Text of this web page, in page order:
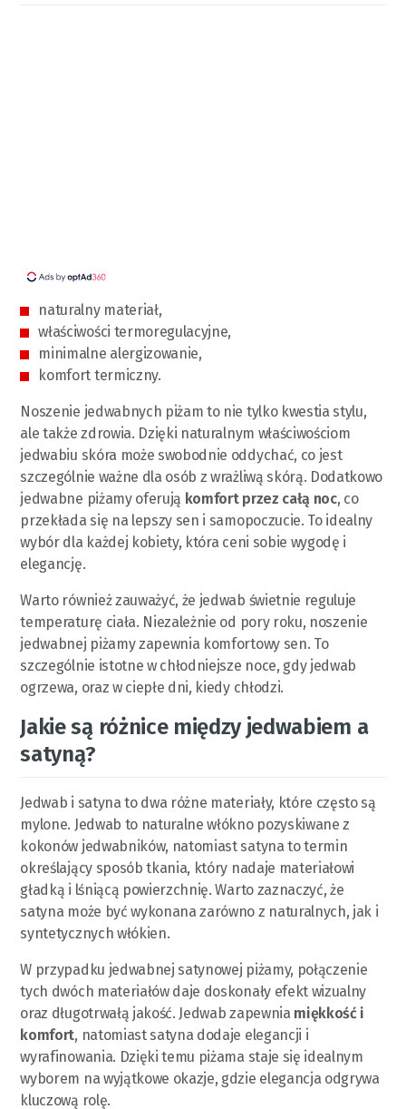
naturalny materiał,
właściwości termoregulacyjne,
minimalne alergizowanie,
komfort termiczny.
Noszenie jedwabnych piżam to nie tylko kwestia stylu,
ale także zdrowia. Dzięki naturalnym właściwościom
jedwabiu skóra może swobodnie oddychać, co jest
szczególnie ważne dla osób z wrażliwą skórą. Dodatkowo
jedwabne piżamy oferują komfort przez całą noc, co
przekłada się na lepszy sen i samopoczucie. To idealny
wybór dla każdej kobiety, która ceni sobie wygodę i
elegancję.
Warto również zauważyć, że jedwab świetnie reguluje
temperaturę ciała. Niezależnie od pory roku, noszenie
jedwabnej piżamy zapewnia komfortowy sen. To
szczególnie istotne w chłodniejsze noce, gdy jedwab
ogrzewa, oraz w ciepłe dni, kiedy chłodzi.
Jakie są różnice między jedwabiem a
satyną?
Jedwab i satyna to dwa różne materiały, które często są
mylone. Jedwab to naturalne włókno pozyskiwane z
kokonów jedwabników, natomiast satyna to termin
określający sposób tkania, który nadaje materiałowi
gładką i lśniącą powierzchnię. Warto zaznaczyć, że
satyna może być wykonana zarówno z naturalnych, jak i
syntetycznych włókien.
W przypadku jedwabnej satynowej piżamy, połączenie
tych dwóch materiałów daje doskonały efekt wizualny
oraz długotrwałą jakość. Jedwab zapewnia miękkość i
komfort, natomiast satyna dodaje elegancji i
wyrafinowania. Dzięki temu piżama staje się idealnym
wyborem na wyjątkowe okazje, gdzie elegancja odgrywa
kluczową rolę.